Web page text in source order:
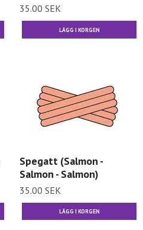
35.00 SEK
Spegatt (Salmon -
Salmon - Salmon)
35.00 SEK